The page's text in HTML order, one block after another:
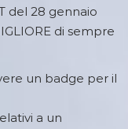
del 28 gennaio
di sempre
un badge per il
a un